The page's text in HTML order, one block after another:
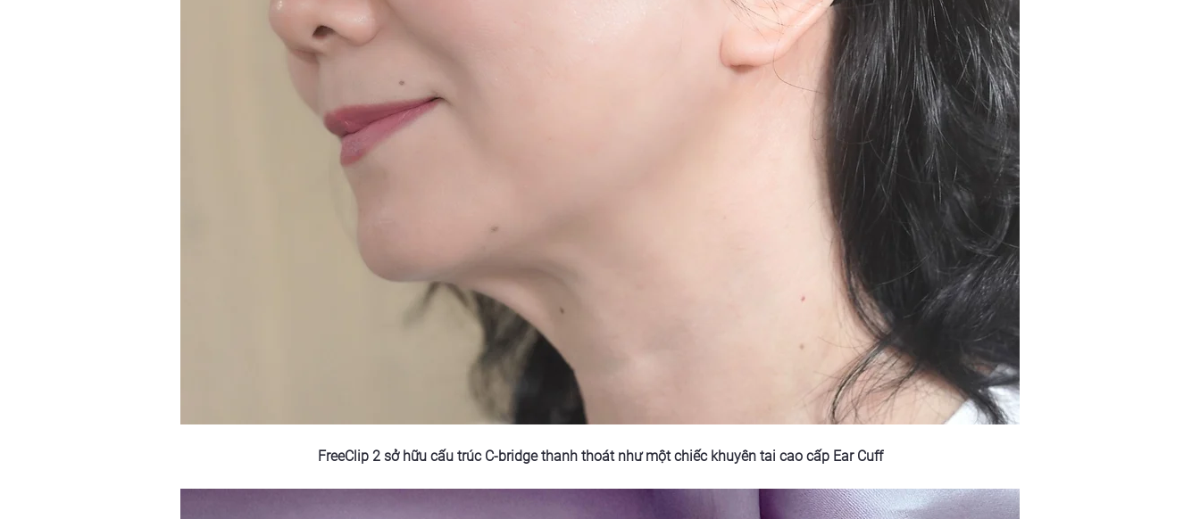
FreeClip 2 sở hữu cấu trúc C-bridge thanh thoát như một chiếc khuyên tai cao cấp Ear Cuff